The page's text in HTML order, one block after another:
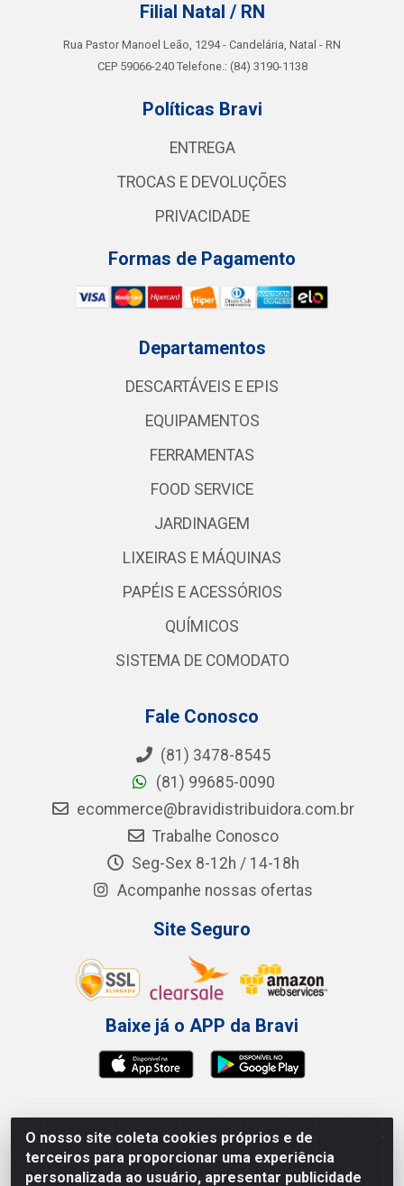
O nosso site coleta cookies próprios e de
terceiros para proporcionar uma experiência
personalizada ao usuário, apresentar publicidade
Filial Natal / RN
Rua Pastor Manoel Leão, 1294 - Candelária, Natal - RN
CEP 59066-240 Telefone.: (84) 3190-1138
Políticas Bravi
ENTREGA
TROCAS E DEVOLUÇÕES
PRIVACIDADE
Formas de Pagamento
Departamentos
DESCARTÁVEIS E EPIS
EQUIPAMENTOS
FERRAMENTAS
FOOD SERVICE
JARDINAGEM
LIXEIRAS E MÁQUINAS
PAPÉIS E ACESSÓRIOS
QUÍMICOS
SISTEMA DE COMODATO
Fale Conosco
(81) 3478-8545
(81) 99685-0090
ecommerce@bravidistribuidora.com.br
Trabalhe Conosco
Seg-Sex 8-12h / 14-18h
Acompanhe nossas ofertas
Site Seguro
Baixe já o APP da Bravi
Bravi Consumíveis de Higiene e Descartáveis EIRELI -
CNPJ 19.457.137/0001-06
Av. Sul Gov. Cid Sampaio, 3125 - Galpão 000A -